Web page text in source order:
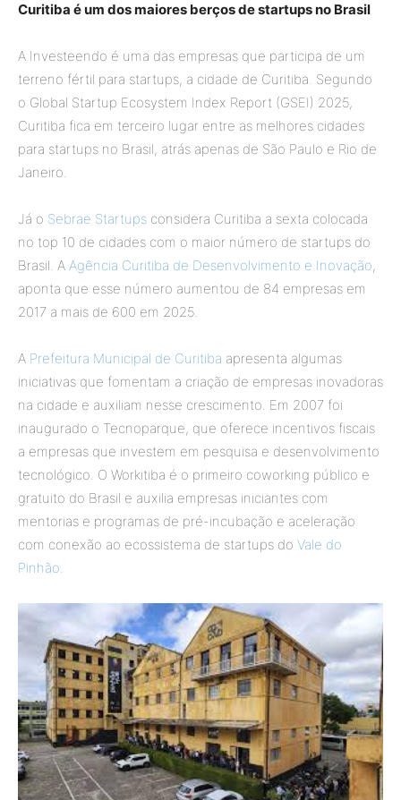
Curitiba é um dos maiores berços de startups no Brasil
A Investeendo é uma das empresas que participa de um
terreno fértil para startups, a cidade de Curitiba. Segundo
o Global Startup Ecosystem Index Report (GSEI) 2025,
Curitiba fica em terceiro lugar entre as melhores cidades
para startups no Brasil, atrás apenas de São Paulo e Rio de
Janeiro.
Já o Sebrae Startups considera Curitiba a sexta colocada
no top 10 de cidades com o maior número de startups do
Brasil. A Agência Curitiba de Desenvolvimento e Inovação,
aponta que esse número aumentou de 84 empresas em
2017 a mais de 600 em 2025.
A Prefeitura Municipal de Curitiba apresenta algumas
iniciativas que fomentam a criação de empresas inovadoras
na cidade e auxiliam nesse crescimento. Em 2007 foi
inaugurado o Tecnoparque, que oferece incentivos fiscais
a empresas que investem em pesquisa e desenvolvimento
tecnológico. O Workitiba é o primeiro coworking público e
gratuito do Brasil e auxilia empresas iniciantes com
mentorias e programas de pré-incubação e aceleração
com conexão ao ecossistema de startups do Vale do
Pinhão.